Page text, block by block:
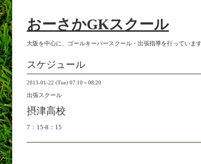
おーさかGKスクール
大阪を中心に、ゴールキーパースクール・出張指導を行っています
スケジュール
2013-01-22 (Tue) 07:10～08:20
出張スクール
摂津高校
7：15-8：15